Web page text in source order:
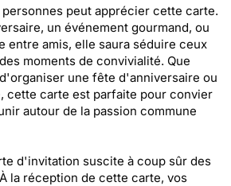
peut apprécier cette carte.
un événement gourmand, ou
entre amis, elle saura séduire ceux
moments de convivialité. Que
une fête d'anniversaire ou
cette carte est parfaite pour convier
autour de la passion commune
d'invitation suscite à coup sûr des
la réception de cette carte, vos